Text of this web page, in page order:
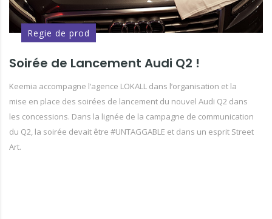
Regie de prod
Soirée de Lancement Audi Q2 !
Keemia accompagne l’agence LOKALL dans l’organisation et la
mise en place des soirées de lancement du nouvel Audi Q2 dans
les concessions. Dans la lignée de la campagne de communication
du Q2, la soirée devait être #UNTAGGABLE et dans un esprit Street
Art.